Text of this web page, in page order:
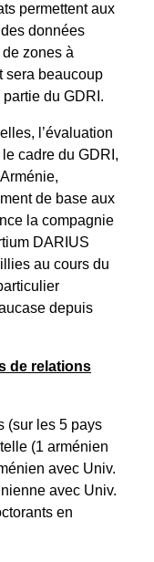
permettent aux
données
zones à
sera beaucoup
du GDRI.
l’évaluation
cadre du GDRI,
de base aux
la compagnie
DARIUS
au cours du
depuis
de relations
(sur les 5 pays
(1 arménien
avec Univ.
avec Univ.
en